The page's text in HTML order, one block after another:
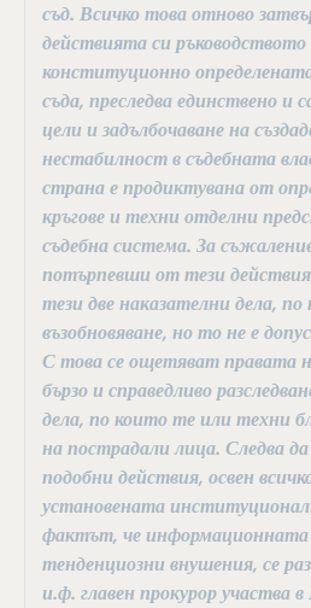
съд. Всичко това отново
действията си ръководството
конституционно
съда, преследва единствено и
цели и задълбочаване на
нестабилност в съдебната
страна е продиктувана от
кръгове и техни отделни
съдебна система. За
потърпевши от тези
тези две наказателни дела,
възобновяване, но то не е
С това се ощетяват правата
бързо и справедливо
дела, по които те или техни
на пострадали лица. Следва
подобни действия, освен
установената
фактът, че
тенденциозни внушения, се
и.ф. главен прокурор участва